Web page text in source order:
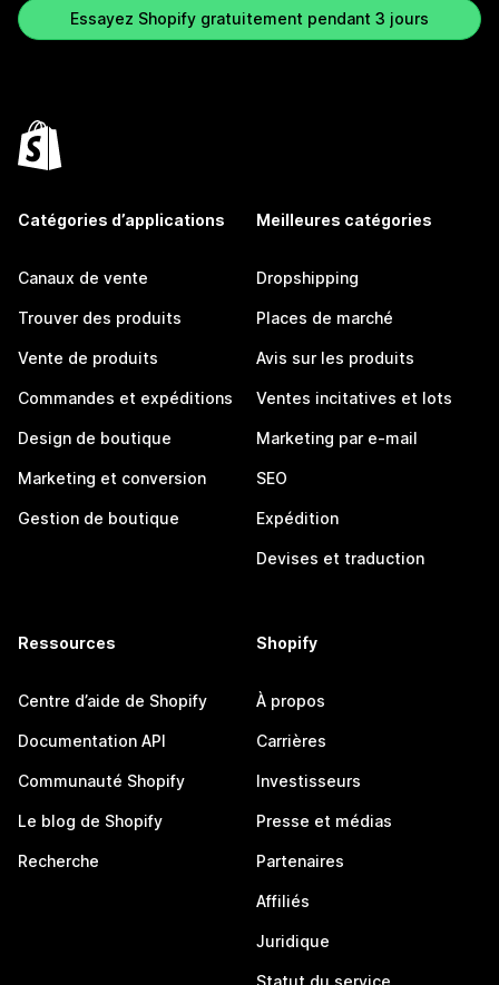
Essayez Shopify gratuitement pendant 3 jours
Catégories d’applications
Canaux de vente
Trouver des produits
Vente de produits
Commandes et expéditions
Design de boutique
Marketing et conversion
Gestion de boutique
Meilleures catégories
Dropshipping
Places de marché
Avis sur les produits
Ventes incitatives et lots
Marketing par e-mail
SEO
Expédition
Devises et traduction
Ressources
Centre d’aide de Shopify
Documentation API
Communauté Shopify
Le blog de Shopify
Recherche
Shopify
À propos
Carrières
Investisseurs
Presse et médias
Partenaires
Affiliés
Juridique